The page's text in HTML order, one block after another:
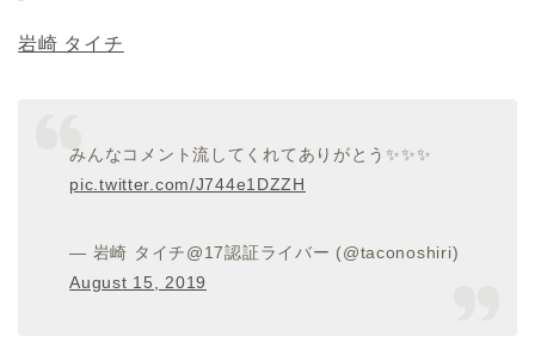
岩崎 タイチ
みんなコメント流してくれてありがとう✨✨✨
pic.twitter.com/J744e1DZZH
— 岩崎 タイチ@17認証ライバー (@taconoshiri)
August 15, 2019